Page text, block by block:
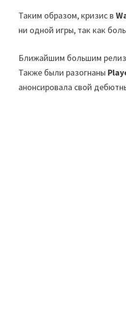
Таким образом, кризис в
ни одной игры, так как
Ближайшим большим
Также были разогнаны
анонсировала свой